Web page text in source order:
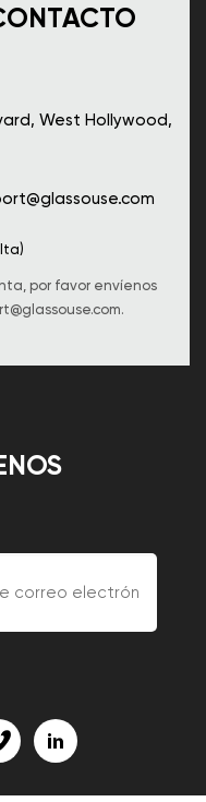
West Hollywood,
por favor envíenos
.